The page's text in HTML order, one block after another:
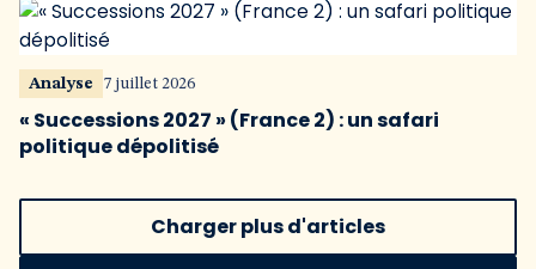
Analyse 7 juillet 2026
« Successions 2027 » (France 2) : un safari
politique dépolitisé
Charger plus d'articles